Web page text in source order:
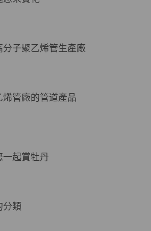
子聚乙烯管生產廠
烯管廠的管道產品
一起賞牡丹
分類